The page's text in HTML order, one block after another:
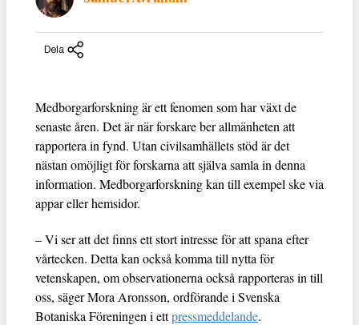
Dela
Medborgarforskning är ett fenomen som har växt de
senaste åren. Det är när forskare ber allmänheten att
rapportera in fynd. Utan civilsamhällets stöd är det
nästan omöjligt för forskarna att själva samla in denna
information. Medborgarforskning kan till exempel ske via
appar eller hemsidor.
– Vi ser att det finns ett stort intresse för att spana efter
vårtecken. Detta kan också komma till nytta för
vetenskapen, om observationerna också rapporteras in till
oss, säger Mora Aronsson, ordförande i Svenska
Botaniska Föreningen i ettpressmeddelande.